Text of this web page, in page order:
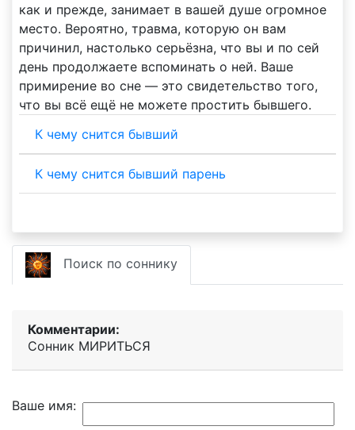
как и прежде, занимает в вашей душе огромное
место. Вероятно, травма, которую он вам
причинил, настолько серьёзна, что вы и по сей
день продолжаете вспоминать о ней. Ваше
примирение во сне — это свидетельство того,
что вы всё ещё не можете простить бывшего.
К чему снится бывший
К чему снится бывший парень
Поиск по соннику
Комментарии:
Сонник МИРИТЬСЯ
Ваше имя: